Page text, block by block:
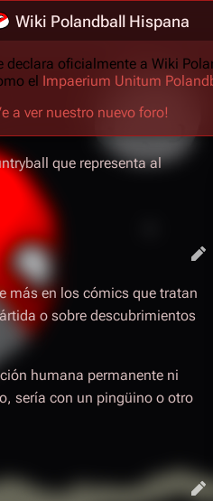
Wiki Polandball Hispana
declara oficialmente a Wiki
el Impaerium Unitum
a ver nuestro nuevo foro!
que representa al
más en los cómics que tratan
o sobre descubrimientos
humana permanente ni
sería con un pingüino o otro